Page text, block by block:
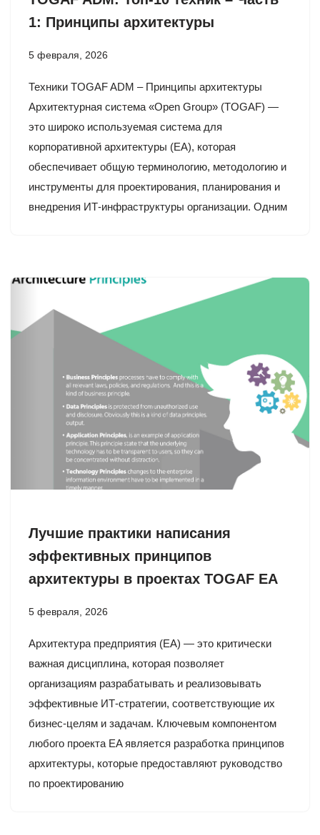
1: Принципы архитектуры
5 февраля, 2026
Техники TOGAF ADM – Принципы архитектуры
Архитектурная система «Open Group» (TOGAF) —
это широко используемая система для
корпоративной архитектуры (EA), которая
обеспечивает общую терминологию, методологию и
инструменты для проектирования, планирования и
внедрения ИТ-инфраструктуры организации. Одним
Лучшие практики написания
эффективных принципов
архитектуры в проектах TOGAF EA
5 февраля, 2026
Архитектура предприятия (EA) — это критически
важная дисциплина, которая позволяет
организациям разрабатывать и реализовывать
эффективные ИТ-стратегии, соответствующие их
бизнес-целям и задачам. Ключевым компонентом
любого проекта EA является разработка принципов
архитектуры, которые предоставляют руководство
по проектированию